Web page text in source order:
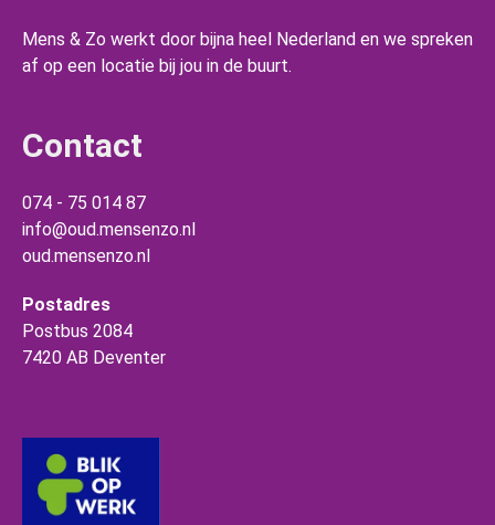
Mens & Zo werkt door bijna heel Nederland en we spreken
af op een locatie bij jou in de buurt.
Contact
074 - 75 014 87
info@oud.mensenzo.nl
oud.mensenzo.nl
Postadres
Postbus 2084
7420 AB Deventer